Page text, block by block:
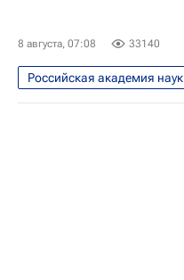
8 августа, 07:08 33140
Российская академия наук
США
Мексика